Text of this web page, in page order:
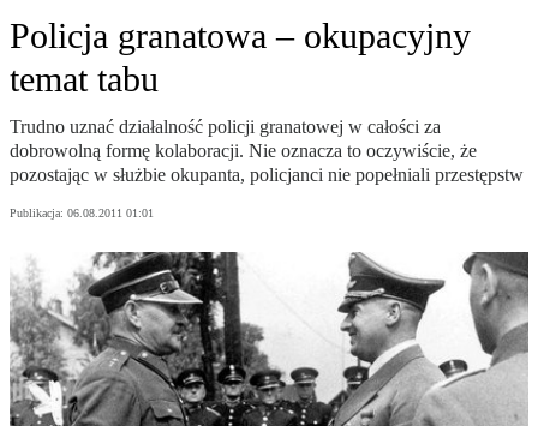
Policja granatowa – okupacyjny
temat tabu
Trudno uznać działalność policji granatowej w całości za
dobrowolną formę kolaboracji. Nie oznacza to oczywiście, że
pozostając w służbie okupanta, policjanci nie popełniali przestępstw
Publikacja: 06.08.2011 01:01